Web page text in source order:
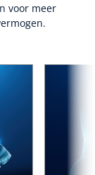
voor meer